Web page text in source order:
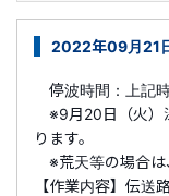
2022年09月21
停波時間：上記
※9月20日（火）
ります。
※荒天等の場合は
【作業内容】伝送